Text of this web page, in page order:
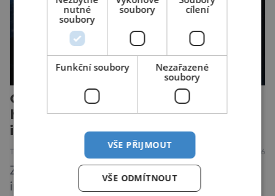
Odborníci varují před novou
hrozbou poháněnou umělou
inteligencí
TECHNIKA 19.7.2026
Způsob, jakým způsobem tvůrci umělé
inteligence mění svět ze dne na den, nemá v
nutné
soubory
soubory
cílení
Funkční soubory
Nezařazené
soubory
VŠE PŘIJMOUT
VŠE ODMÍTNOUT